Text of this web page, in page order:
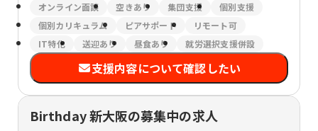
オンライン面談 空きあり 集団支援
個別支援
個別カリキュラム
ピアサポート
リモート可
IT特化
送迎あり 昼食あり 就労選択支援併設
支援内容について確認したい
Birthday 新大阪の募集中の求人